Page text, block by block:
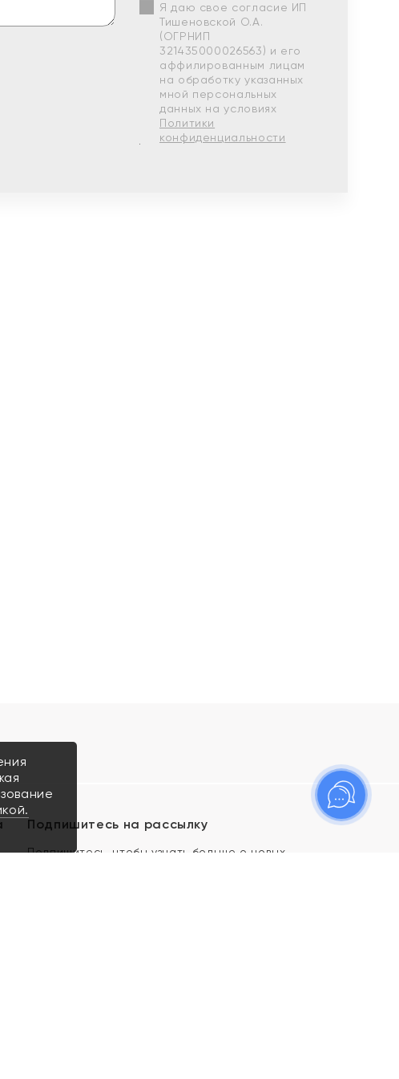
Я даю свое согласие ИП
Тишеновской О.А.
(ОГРНИП
321435000026563) и его
аффилированным лицам
на обработку указанных
мной персональных
данных на условиях
Политики
конфиденциальности
Подпишитесь на рассылку
Подпишитесь, чтобы узнать больше о новых